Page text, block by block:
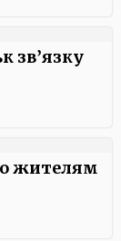
зв’язку
жителям